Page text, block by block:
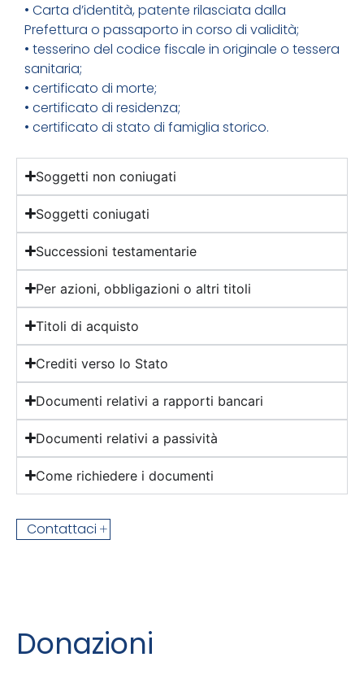
• Carta d’identità, patente rilasciata dalla
Prefettura o passaporto in corso di validità;
• tesserino del codice fiscale in originale o tessera
sanitaria;
• certificato di morte;
• certificato di residenza;
• certificato di stato di famiglia storico.
Soggetti non coniugati
Soggetti coniugati
Successioni testamentarie
Per azioni, obbligazioni o altri titoli
Titoli di acquisto
Crediti verso lo Stato
Documenti relativi a rapporti bancari
Documenti relativi a passività
Come richiedere i documenti
Contattaci
Donazioni